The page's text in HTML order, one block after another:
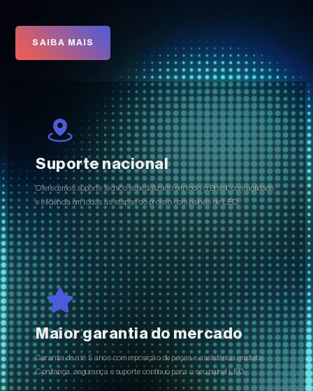
SAIBA MAIS
Suporte nacional
Oferecemos suporte técnico especializado em todo o Brasil, com agilidade
e eficiência em todas as etapas do projeto com painéis de LED.
Maior garantia do mercado
Garantia de até 5 anos com reposição de peças e assistência gratuita.
Confiança, segurança e suporte contínuo para o seu painel LED.